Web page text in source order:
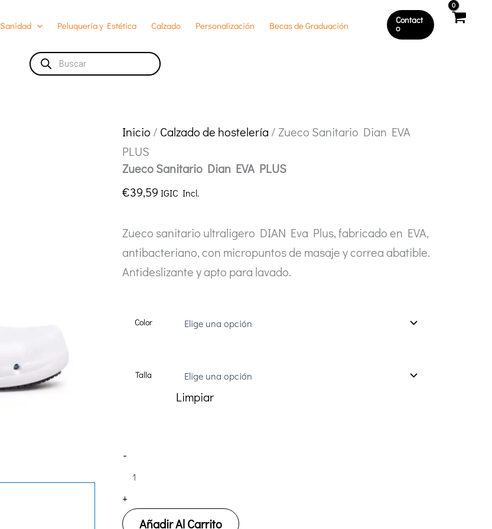
Sanidad Peluquería y Estética Calzado Personalización Becas de Graduación Contact
O
Búsqueda
de
Inicio / Calzado de hostelería / Zueco Sanitario Dian EVA
PLUS
Zueco Sanitario Dian EVA PLUS
€39,59 IGIC Incl.
Zueco sanitario ultraligero DIAN Eva Plus, fabricado en EVA,
antibacteriano, con micropuntos de masaje y correa abatible.
Antideslizante y apto para lavado.
Color
Talla
Limpiar
-
Dian
PLUS
cantidad
+
Añadir Al Carrito